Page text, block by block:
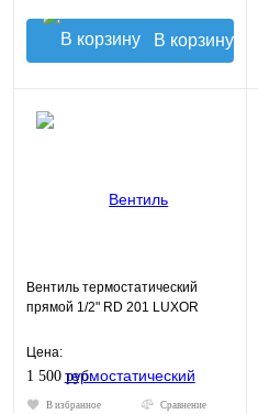
В корзину
Вентиль термостатический
прямой 1/2" RD 201 LUXOR
Цена:
1 500 руб.
В избранное Сравнение